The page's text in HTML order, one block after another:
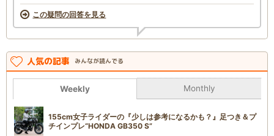
この疑問の回答を見る
人気の記事 みんなが読んでる
Weekly Monthly
155cm女子ライダーの『少しは参考になるかも？』足つき＆プ
チインプレ“HONDA GB350 S”